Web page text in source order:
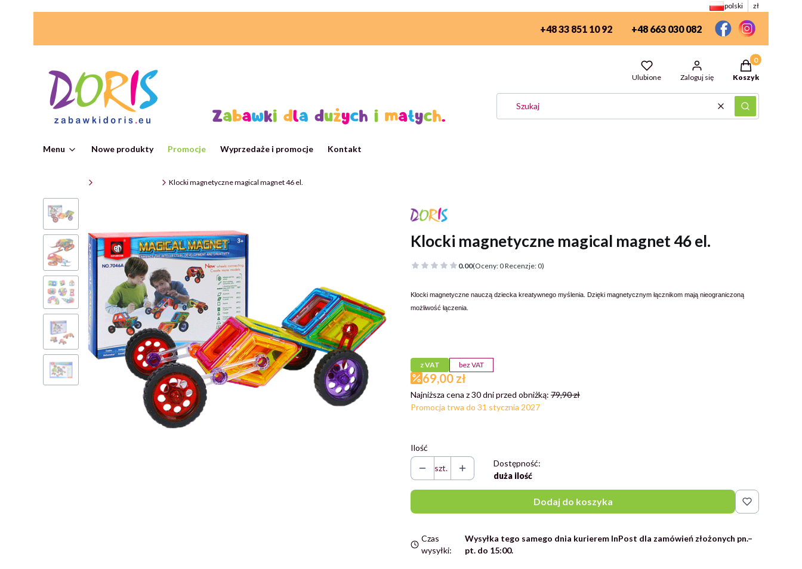
polski zł
+48 33 851 10 92 +48 663 030 082
Ulubione Zaloguj się
Produkty w
Koszyk
WyczyśćSzukaj
Menu Nowe produkty Promocje Wyprzedaże i promocje Kontakt
Klocki magnetyczne magical magnet 46 el.
Klocki magnetyczne magical magnet 46 el.
0.00(Oceny: 0 Recenzje: 0)
Klocki magnetyczne nauczą dziecka kreatywnego myślenia. Dzięki magnetycznym łącznikom mają nieograniczoną
możliwość łączenia.
z VAT bez VAT
69,00 zł
Najniższa cena z 30 dni przed obniżką: 79,90 zł
Promocja trwa do 31 stycznia 2027
Ilość
szt.
Dostępność:
duża ilość
Dodaj do koszyka
Czas
wysyłki:
Wysyłka tego samego dnia kurierem InPost dla zamówień złożonych pn.–
pt. do 15:00.